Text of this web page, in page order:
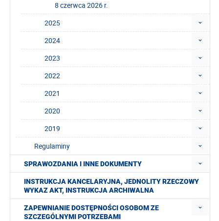
8 czerwca 2026 r.
2025
2024
2023
2022
2021
2020
2019
Regulaminy
SPRAWOZDANIA I INNE DOKUMENTY
INSTRUKCJA KANCELARYJNA, JEDNOLITY RZECZOWY
WYKAZ AKT, INSTRUKCJA ARCHIWALNA
ZAPEWNIANIE DOSTĘPNOŚCI OSOBOM ZE
SZCZEGÓLNYMI POTRZEBAMI